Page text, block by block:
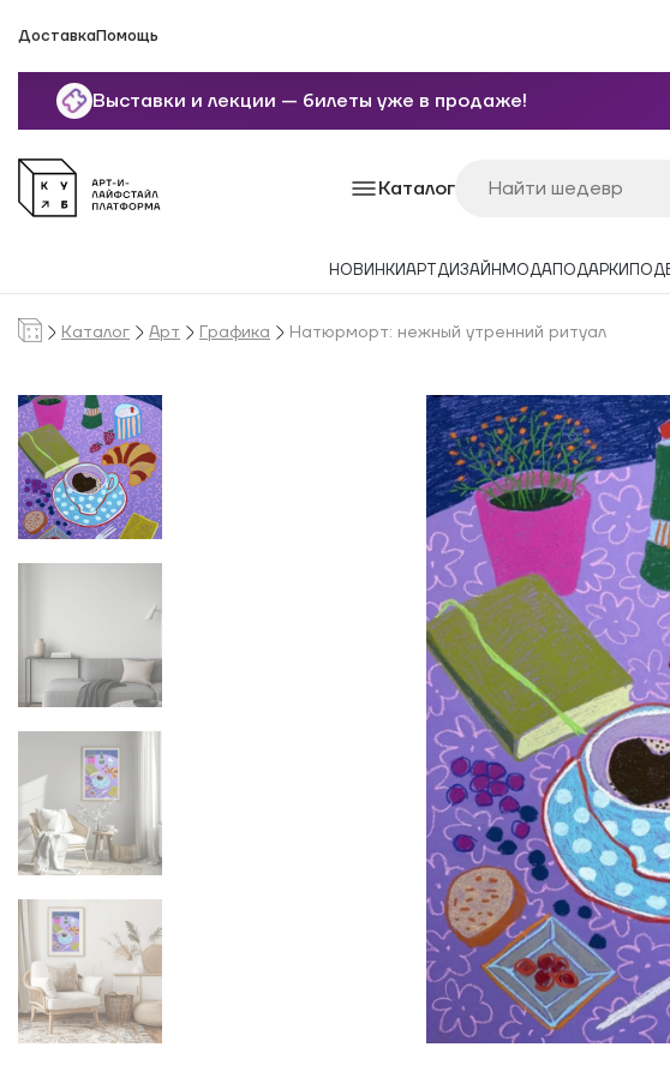
ДоставкаПомощь
Выставки и лекции — билеты уже в продаже!
Каталог
НОВИНКИАРТДИЗАЙН МОДАПОДАРКИ
Каталог Арт Графика Натюрморт: нежный утренний ритуал